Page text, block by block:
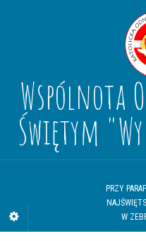
Wspólnota
Świętym
PRZY
W